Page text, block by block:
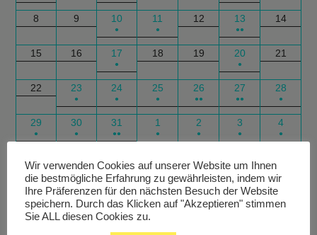
8 9 10
●
11
●
12 13
●●
14
15 16 17
●
18 19 20
●
21
22 23
●
24
●
25
●
26
●●
27
●●
28
●
29
●
30
●
31
●●
1
●
2
●
3
●
4
●
Subscribe
in
Google
Subscribe
in
Outlook
Export
for
Google
Export
for
Outlook
Wir verwenden Cookies auf unserer Website um Ihnen
die bestmögliche Erfahrung zu gewährleisten, indem wir
Ihre Präferenzen für den nächsten Besuch der Website
speichern. Durch das Klicken auf "Akzeptieren" stimmen
Sie ALL diesen Cookies zu.